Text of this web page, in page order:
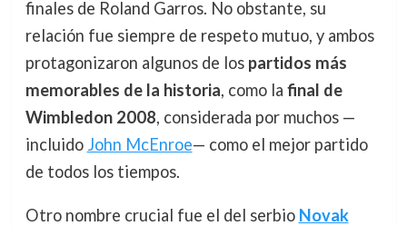
finales de Roland Garros. No obstante, su
relación fue siempre de respeto mutuo, y ambos
protagonizaron algunos de los partidos más
memorables de la historia, como la final de
Wimbledon 2008, considerada por muchos —
incluido John McEnroe— como el mejor partido
de todos los tiempos.
Otro nombre crucial fue el del serbio Novak